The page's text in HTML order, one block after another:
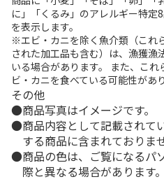
に」「くるみ」のアレルギー特定
を表示します。
※エビ・カニを除く魚介類（これ
された加工品も含む）は、漁獲漁
いる場合があります。 また、こ
ビ・カニを食べている可能性があ
その他
商品写真はイメージです。
商品内容として記載されて
する商品に含まれておりま
商品の色は、ご覧になるパ
際と異なる場合があります。